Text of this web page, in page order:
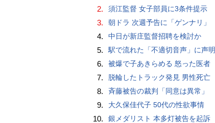
2. 須江監督 女子部員に3条件提示
3. 朝ドラ 次週予告に「ゲンナリ」
4. 中日が新庄監督招聘を検討か
5. 駅で流れた「不適切音声」に声明
6. 被爆で子あきらめる 怒った医者
7. 脱輪したトラック発見 男性死亡
8. 斉藤被告の裁判「同意は異常」
9. 大久保佳代子 50代の性欲事情
10. 銀メダリスト 本多灯被告を起訴